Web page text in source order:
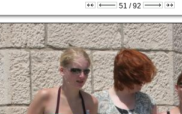
51 / 92